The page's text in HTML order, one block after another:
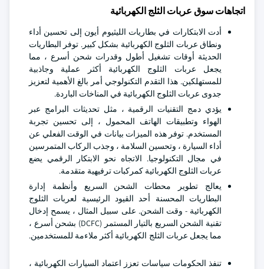
اتجاهات سوق عربات الثلج الكهربائية
أدت الابتكارات في بطاريات الليثيوم أيون إلى تحسين أداء
ونطاق عربات الثلوج الكهربائية بشكل كبير. توفر البطاريات
الحديثة أوقات تشغيل أطول وقدرات شحن أسرع ، مما
يجعل عربات الثلوج الكهربائية أكثر عملية وجاذبية
للمستهلكين. هذا التقدم التكنولوجي أمر بالغ الأهمية لتعزيز
جدوى عربات الثلوج الكهربائية في المناخات الباردة.
يؤدي دمج التقنيات الرقمية ، مثل تحديثات البرامج عبر
الهواء وتطبيقات الهاتف المحمول ، إلى تحسين تجربة
المستخدم. توفر هذه الميزات بيانات في الوقت الفعلي عن
أداء السيارة ، وتحسين السلامة ، وجذب الركاب المتمرسين
في مجال التكنولوجيا. الاتجاه نحو الابتكار الرقمي يضع
عربات الثلوج الكهربائية كمركبات ترفيهية متقدمة.
يعالج تطوير محطات الشحن السريع وأنظمة إدارة
البطاريات المحسنة أحد القيود الرئيسية لعربات الثلوج
الكهربائية - وقت الشحن. على سبيل المثال ، يسمح إدخال
تقنية الشحن السريع بالتيار المستمر (DCFC) بشحن أسرع ،
مما يجعل عربات الثلج الكهربائية أكثر ملاءمة للمستخدمين.
تنفذ الحكومات سياسات تعزز اعتماد السيارات الكهربائية ،